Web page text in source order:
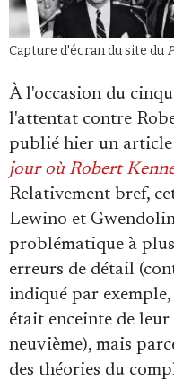
Se
Capture d'écran du site du
À l'occasion du
l'attentat contre
publié hier un
jour où Robert
Relativement bref,
Lewino et
problématique à
erreurs de détail
indiqué par
était enceinte de
neuvième), mais
des théories du